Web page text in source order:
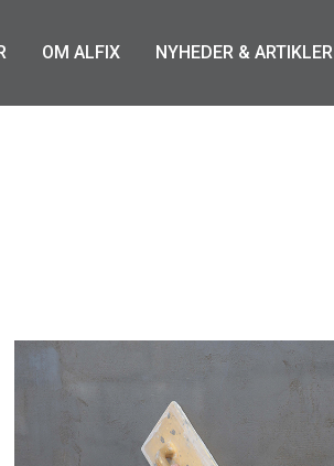
OM ALFIX NYHEDER & ARTIKLER